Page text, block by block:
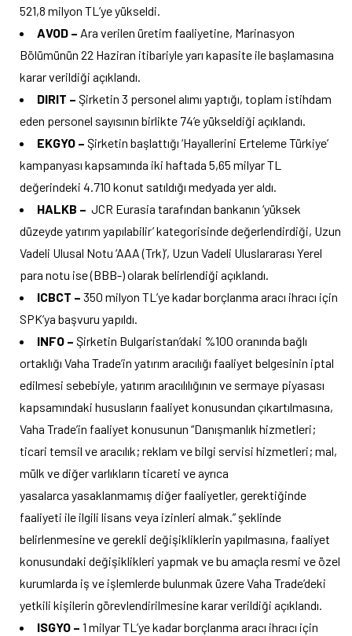
521,8 milyon TL’ye yükseldi.
AVOD – Ara verilen üretim faaliyetine, Marinasyon
Bölümünün 22 Haziran itibariyle yarı kapasite ile başlamasına
karar verildiği açıklandı.
DIRIT – Şirketin 3 personel alımı yaptığı, toplam istihdam
eden personel sayısının birlikte 74’e yükseldiği açıklandı.
EKGYO – Şirketin başlattığı ‘Hayallerini Erteleme Türkiye’
kampanyası kapsamında iki haftada 5,65 milyar TL
değerindeki 4.710 konut satıldığı medyada yer aldı.
HALKB – JCR Eurasia tarafından bankanın ‘yüksek
düzeyde yatırım yapılabilir’ kategorisinde değerlendirdiği, Uzun
Vadeli Ulusal Notu ‘AAA (Trk)’, Uzun Vadeli Uluslararası Yerel
para notu ise (BBB-) olarak belirlendiği açıklandı.
ICBCT – 350 milyon TL’ye kadar borçlanma aracı ihracı için
SPK’ya başvuru yapıldı.
INFO – Şirketin Bulgaristan’daki %100 oranında bağlı
ortaklığı Vaha Trade’in yatırım aracılığı faaliyet belgesinin iptal
edilmesi sebebiyle, yatırım aracılılığının ve sermaye piyasası
kapsamındaki hususların faaliyet konusundan çıkartılmasına,
Vaha Trade’in faaliyet konusunun “Danışmanlık hizmetleri;
ticari temsil ve aracılık; reklam ve bilgi servisi hizmetleri; mal,
mülk ve diğer varlıkların ticareti ve ayrıca
yasalarca yasaklanmamış diğer faaliyetler, gerektiğinde
faaliyeti ile ilgili lisans veya izinleri almak.” şeklinde
belirlenmesine ve gerekli değişikliklerin yapılmasına, faaliyet
konusundaki değişiklikleri yapmak ve bu amaçla resmi ve özel
kurumlarda iş ve işlemlerde bulunmak üzere Vaha Trade’deki
yetkili kişilerin görevlendirilmesine karar verildiği açıklandı.
ISGYO – 1 milyar TL’ye kadar borçlanma aracı ihracı için